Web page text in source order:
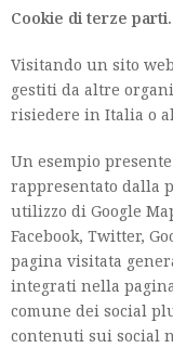
Cookie di terze parti.
Visitando un sito
gestiti da altre
risiedere in Italia o
Un esempio
rappresentato dalla
utilizzo di Google
Facebook, Twitter,
pagina visitata
integrati nella
comune dei social
contenuti sui social